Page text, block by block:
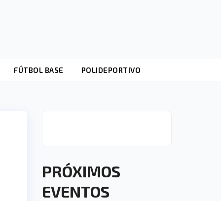
FÚTBOL BASE POLIDEPORTIVO
PRÓXIMOS
EVENTOS